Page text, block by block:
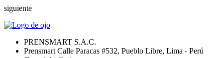
siguiente
PRENSMART S.A.C.
Prensmart Calle Paracas #532, Pueblo Libre, Lima - Perú